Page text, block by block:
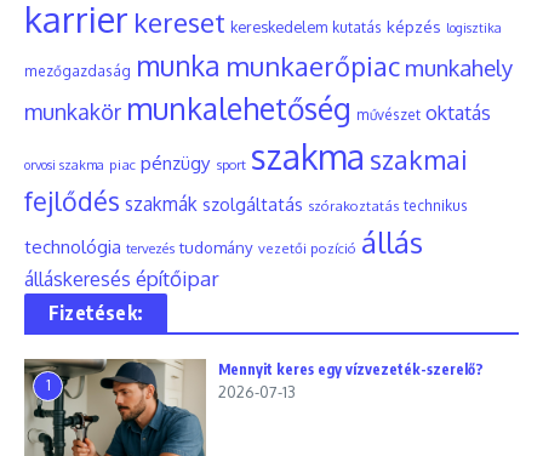
karrier kereset kereskedelem kutatás képzés logisztika
mezőgazdaság munka munkaerőpiac munkahely
munkakör munkalehetőség művészet oktatás
orvosi szakma piac pénzügy sport szakma szakmai
fejlődés szakmák szolgáltatás szórakoztatás technikus
technológia tervezés tudomány vezetői pozíció állás
álláskeresés építőipar
Fizetések:
1
Mennyit keres egy vízvezeték-szerelő?
2026-07-13